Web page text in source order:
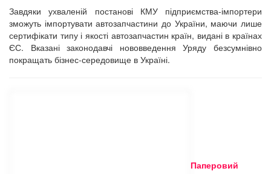
Завдяки ухваленій постанові КМУ підприємства-імпортери
зможуть імпортувати автозапчастини до України, маючи лише
сертифікати типу і якості автозапчастин країн, видані в країнах
ЄС. Вказані законодавчі нововведення Уряду безсумнівно
покращать бізнес-середовище в Україні.
Паперовий